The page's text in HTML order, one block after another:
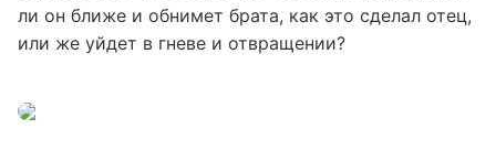
ли он ближе и обнимет брата, как это сделал отец,
или же уйдет в гневе и отвращении?